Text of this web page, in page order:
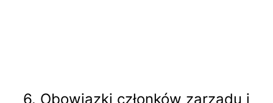
6. Obowiązki członków zarządu i